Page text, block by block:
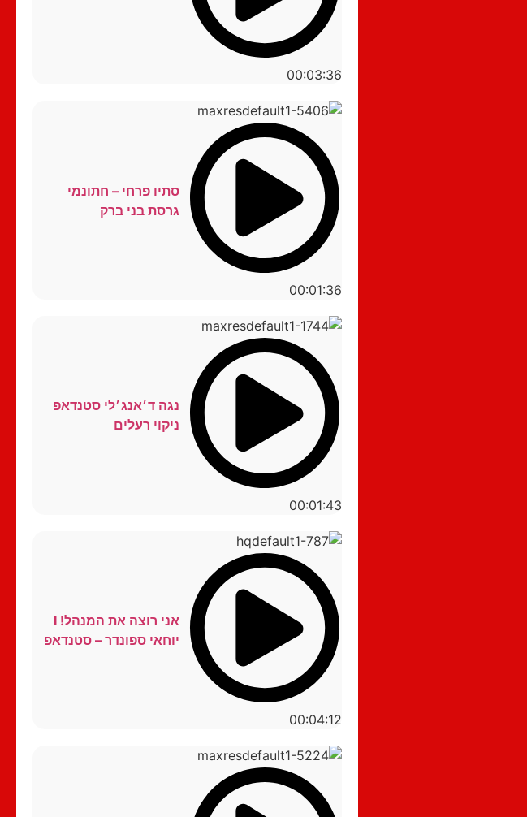
00:03:36
00:01:36
סתיו פרחי – חתונמי
גרסת בני ברק
00:01:43
נגה ד׳אנג׳לי סטנדאפ
ניקוי רעלים
00:04:12
אני רוצה את המנהל! I
יוחאי ספונדר – סטנדאפ